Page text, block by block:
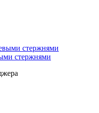
стержнями